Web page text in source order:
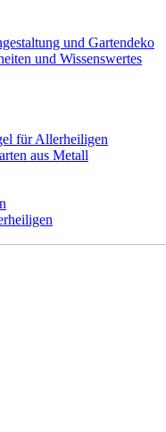
und Gartendeko
und Wissenswertes
für Allerheiligen
aus Metall